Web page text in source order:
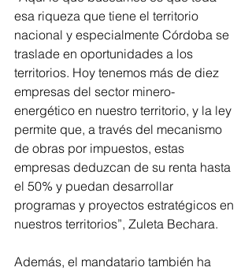
esa riqueza que tiene el territorio
nacional y especialmente Córdoba se
traslade en oportunidades a los
territorios. Hoy tenemos más de diez
empresas del sector minero-
energético en nuestro territorio, y la ley
permite que, a través del mecanismo
de obras por impuestos, estas
empresas deduzcan de su renta hasta
el 50% y puedan desarrollar
programas y proyectos estratégicos en
nuestros territorios”, Zuleta Bechara.
Además, el mandatario también ha